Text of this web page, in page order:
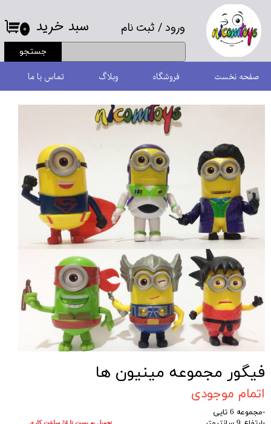
ورود/ ثبت نام
حساب کاربری من
تغییر گذر واژه
سفارشات
خروج از حساب کاربری
جستجو
۰ سبد خرید
صفحه نخست فروشگاه وبلاگ تماس با ما
فیگور مجموعه مینیون ها
اتمام موجودی
-مجموعه 6 تایی
تحویل به پست تا 24 ساعت کاری